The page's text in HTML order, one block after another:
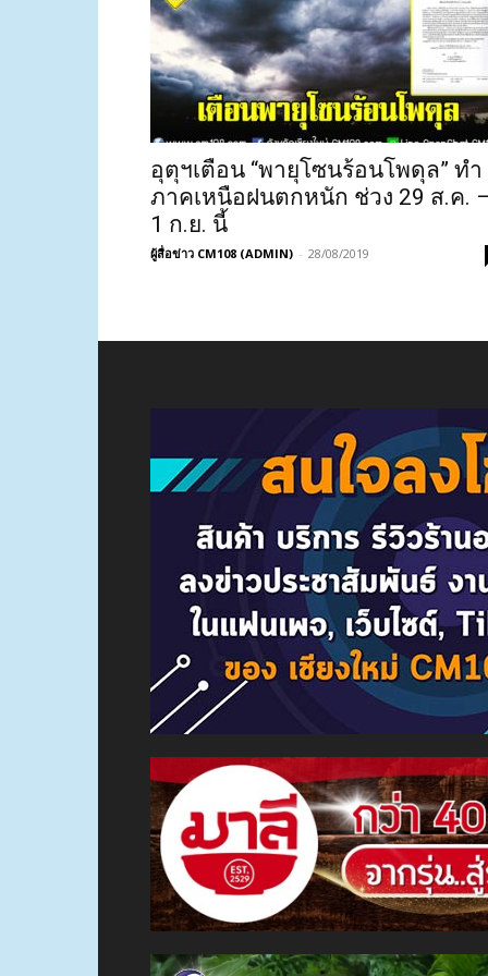
อุตุฯเตือน “พายุโซนร้อนโพดุล” ทำ
ภาคเหนือฝนตกหนัก ช่วง 29 ส.ค.
1 ก.ย. นี้
ผู้สื่อข่าว CM108 (ADMIN) - 28/08/2019